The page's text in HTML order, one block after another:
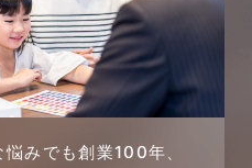
みでも創業100年、